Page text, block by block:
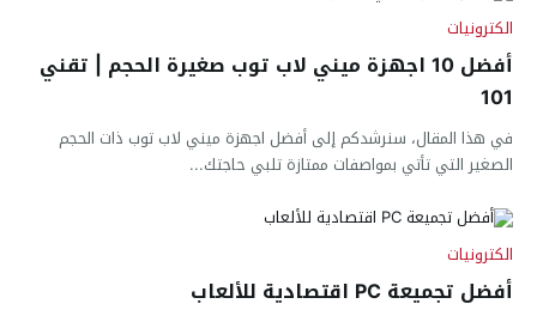
الكترونيات
أفضل 10 اجهزة ميني لاب توب صغيرة الحجم | تقني
101
في هذا المقال، سنرشدكم إلى أفضل اجهزة ميني لاب توب ذات الحجم
الصغير التي تأتي بمواصفات ممتازة تلبي حاجتك...
الكترونيات
أفضل تجميعة PC اقتصادية للألعاب